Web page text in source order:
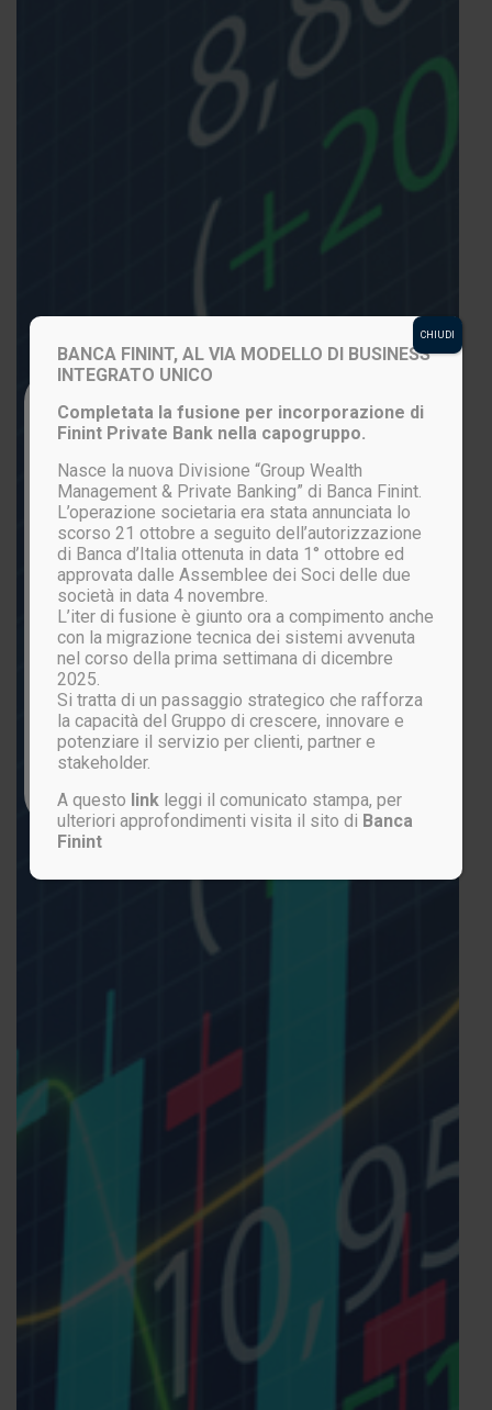
Login to your account
ACCEDI
Password persa?
Non sei ancora registrato?
BANCA FININT, AL VIA MODELLO DI BUSINESS
INTEGRATO UNICO
Completata la fusione per incorporazione di
Finint Private Bank nella capogruppo.
Nasce la nuova Divisione “Group Wealth
Management & Private Banking” di Banca Finint.
L’operazione societaria era stata annunciata lo
scorso 21 ottobre a seguito dell’autorizzazione
di Banca d’Italia ottenuta in data 1° ottobre ed
approvata dalle Assemblee dei Soci delle due
società in data 4 novembre.
L’iter di fusione è giunto ora a compimento anche
con la migrazione tecnica dei sistemi avvenuta
nel corso della prima settimana di dicembre
2025.
Si tratta di un passaggio strategico che rafforza
la capacità del Gruppo di crescere, innovare e
potenziare il servizio per clienti, partner e
stakeholder.
A questo link leggi il comunicato stampa, per
ulteriori approfondimenti visita il sito di Banca
Finint
CHIUDI